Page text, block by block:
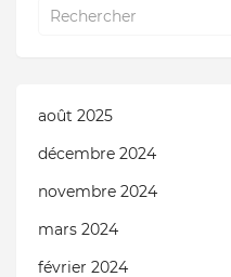
août 2025
décembre 2024
novembre 2024
mars 2024
février 2024